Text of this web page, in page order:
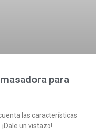
para
las características
un vistazo!